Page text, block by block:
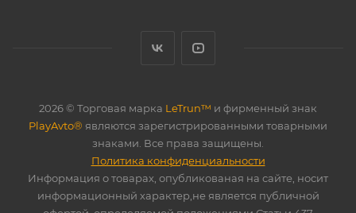
2026 © Торговая марка LeTrun™ и фирменный знак
PlayAvto® являются зарегистрированными товарными
знаками. Все права защищены.
Политика конфиденциальности
Информация о товарах, опубликованая на сайте, носит
информационный характер,не является публичной